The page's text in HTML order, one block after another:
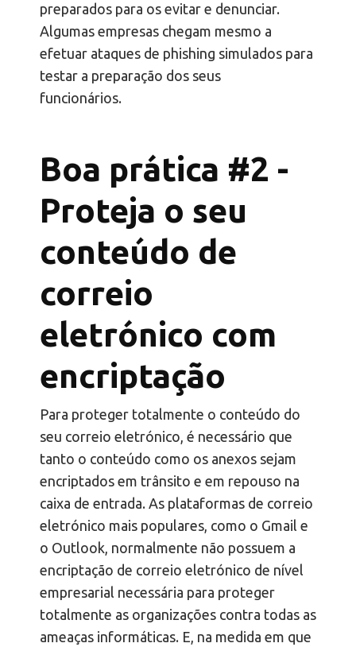
preparados para os evitar e denunciar.
Algumas empresas chegam mesmo a
efetuar ataques de phishing simulados para
testar a preparação dos seus
funcionários.
Boa prática #2 -
Proteja o seu
conteúdo de
correio
eletrónico com
encriptação
Para proteger totalmente o conteúdo do
seu correio eletrónico, é necessário que
tanto o conteúdo como os anexos sejam
encriptados em trânsito e em repouso na
caixa de entrada. As plataformas de correio
eletrónico mais populares, como o Gmail e
o Outlook, normalmente não possuem a
encriptação de correio eletrónico de nível
empresarial necessária para proteger
totalmente as organizações contra todas as
ameaças informáticas. E, na medida em que